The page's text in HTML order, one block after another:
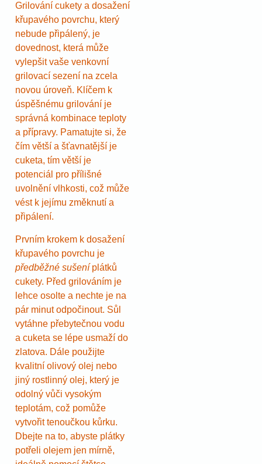
Grilování cukety a dosažení
křupavého povrchu, který
nebude připálený, je
dovednost, která může
vylepšit vaše venkovní
grilovací sezení na zcela
novou úroveň. Klíčem k
úspěšnému grilování je
správná kombinace teploty
a přípravy. Pamatujte si, že
čím větší a šťavnatější je
cuketa, tím větší je
potenciál pro přílišné
uvolnění vlhkosti, což může
vést k jejímu změknutí a
připálení.
Prvním krokem k dosažení
křupavého povrchu je
předběžné sušeníplátků
cukety. Před grilováním je
lehce osolte a nechte je na
pár minut odpočinout. Sůl
vytáhne přebytečnou vodu
a cuketa se lépe usmaží do
zlatova. Dále použijte
kvalitní olivový olej nebo
jiný rostlinný olej, který je
odolný vůči vysokým
teplotám, což pomůže
vytvořit tenoučkou kůrku.
Dbejte na to, abyste plátky
potřeli olejem jen mírně,